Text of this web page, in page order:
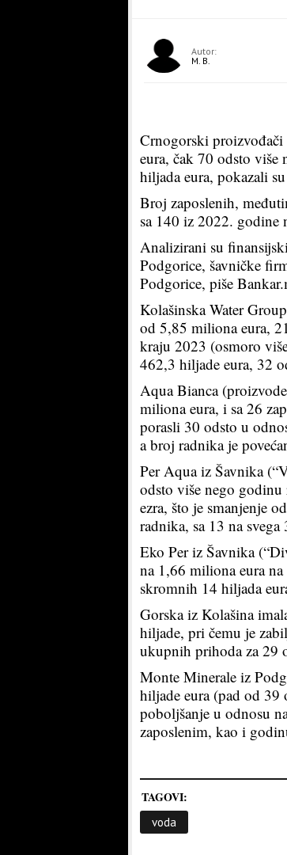
Autor:
M. B.
Crnogorski
eura, čak 70 odsto
hiljada eura, pokazali
Broj zaposlenih,
sa 140 iz 2022.
Analizirani su
Podgorice, šavničke
Podgorice, piše
Kolašinska Water
od 5,85 miliona eura,
kraju 2023 (osmoro
462,3 hiljade eura, 32
Aqua Bianca
miliona eura, i sa 26
porasli 30 odsto u
a broj radnika je
Per Aqua iz Šavnika
odsto više nego
ezra, što je smanjenje
radnika, sa 13 na svega
Eko Per iz Šavnika
na 1,66 miliona eura
skromnih 14 hiljada
Gorska iz Kolašina
hiljade, pri čemu je
ukupnih prihoda za 29
Monte Minerale iz
hiljade eura (pad od
poboljšanje u odnosu
zaposlenim, kao i
TAGOVI:
voda